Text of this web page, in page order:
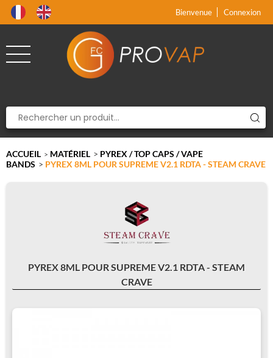
Bienvenue Connexion
ACCUEIL > MATÉRIEL > PYREX / TOP CAPS / VAPE
BANDS > PYREX 8ML POUR SUPREME V2.1 RDTA - STEAM CRAVE
PYREX 8ML POUR SUPREME V2.1 RDTA - STEAM
CRAVE
x
x